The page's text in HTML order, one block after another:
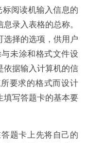
阅读机输入信息的
录入表格的总称。
择的选项，供用户
未涂和格式文件设
依据输入计算机的信
要求的格式而设计
填写答题卡的基本要
题卡上先将自己的